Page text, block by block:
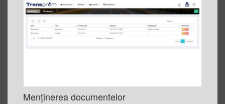
Menţinerea documentelor